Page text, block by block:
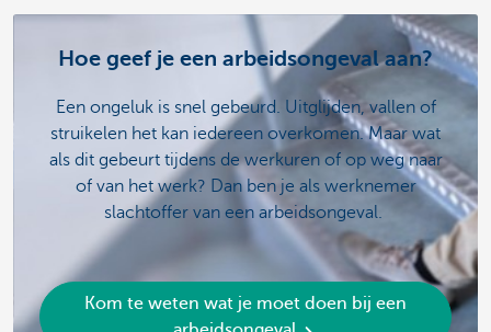
Hoe geef je een arbeidsongeval aan?
Een ongeluk is snel gebeurd. Uitglijden, vallen of
struikelen het kan iedereen overkomen. Maar wat
als dit gebeurt tijdens de werkuren of op weg naar
of van het werk? Dan ben je als werknemer
slachtoffer van een arbeidsongeval.
Kom te weten wat je moet doen bij een